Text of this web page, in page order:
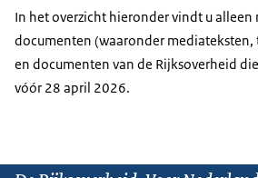
In het overzicht hieronder vindt u alleen
documenten (waaronder mediateksten,
en documenten van de Rijksoverheid
vóór 28 april 2026.